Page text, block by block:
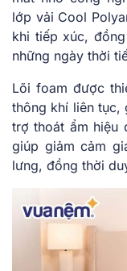
lớp vải Cool
khi tiếp xúc,
những ngày thời
Lõi foam được
thông khí liên tục,
trợ thoát ẩm hiệu
giúp giảm cảm
lưng, đồng thời